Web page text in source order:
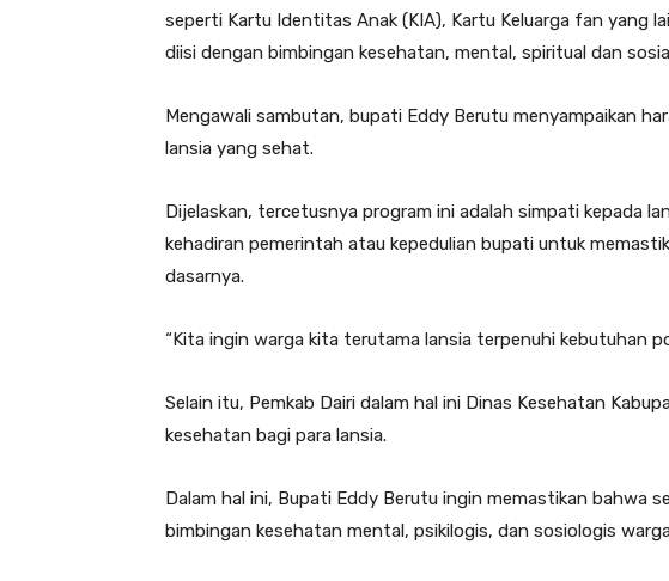
seperti Kartu Identitas Anak (KIA), Kartu Keluarga fan yang
diisi dengan bimbingan kesehatan, mental, spiritual dan
Mengawali sambutan, bupati Eddy Berutu menyampaikan
lansia yang sehat.
Dijelaskan, tercetusnya program ini adalah simpati kepada
kehadiran pemerintah atau kepedulian bupati untuk
dasarnya.
“Kita ingin warga kita terutama lansia terpenuhi kebutuhan
Selain itu, Pemkab Dairi dalam hal ini Dinas Kesehatan
kesehatan bagi para lansia.
Dalam hal ini, Bupati Eddy Berutu ingin memastikan bahwa
bimbingan kesehatan mental, psikilogis, dan sosiologis